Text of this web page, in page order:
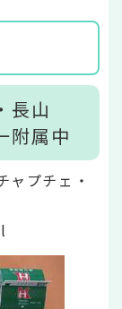
長山
附属中
ャプチェ・